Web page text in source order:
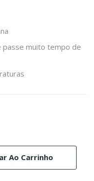
muito tempo de
Ao Carrinho